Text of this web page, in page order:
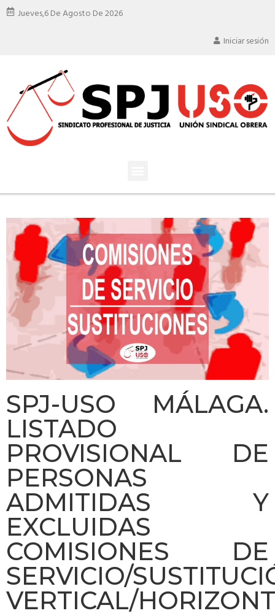
Jueves,6 De Agosto De 2026
Iniciar sesión
SPJ-USO MÁLAGA.
LISTADO
PROVISIONAL DE
PERSONAS
ADMITIDAS Y
EXCLUIDAS
COMISIONES DE
SERVICIO/
VERTICAL/